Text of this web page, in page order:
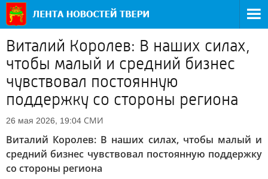
Виталий Королев: В наших силах,
чтобы малый и средний бизнес
чувствовал постоянную
поддержку со стороны региона
26 мая 2026, 19:04 СМИ
Виталий Королев: В наших силах, чтобы малый и
средний бизнес чувствовал постоянную поддержку
со стороны региона